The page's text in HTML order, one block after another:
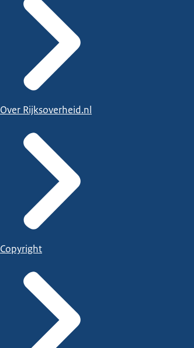
Over Rijksoverheid.nl
Copyright